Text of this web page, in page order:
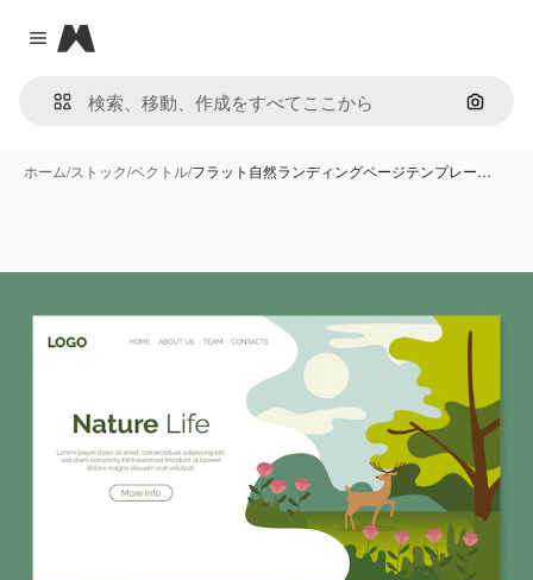
Close menu
Magnific
画像で
ホーム/ストック/ベクトル/フラット自然ランディングページテンプレー…